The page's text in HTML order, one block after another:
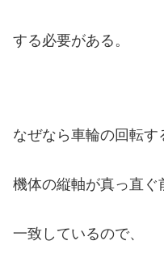
する必要がある。
なぜなら車輪の回転す
機体の縦軸が真っ直ぐ
一致しているので、